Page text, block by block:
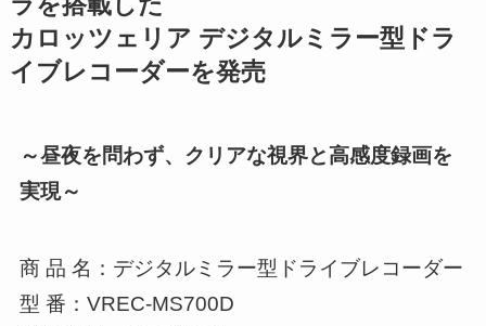
カロッツェリア デジタルミラー型ドラ
イブレコーダーを発売
～昼夜を問わず、クリアな視界と高感度録画を
実現～
商 品 名：デジタルミラー型ドライブレコーダー
型 番：VREC-MS700D